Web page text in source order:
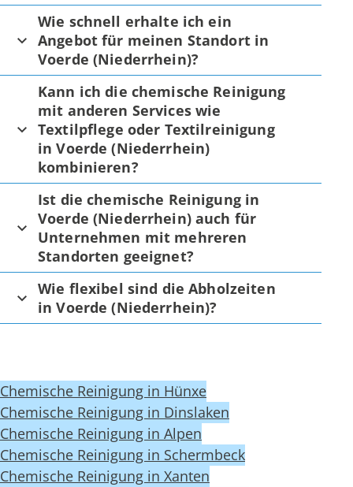
Wie schnell erhalte ich ein
Angebot für meinen Standort in
Voerde (Niederrhein)?
Kann ich die chemische Reinigung
mit anderen Services wie
Textilpflege oder Textilreinigung
in Voerde (Niederrhein)
kombinieren?
Ist die chemische Reinigung in
Voerde (Niederrhein) auch für
Unternehmen mit mehreren
Standorten geeignet?
Wie flexibel sind die Abholzeiten
in Voerde (Niederrhein)?
Chemische Reinigung in Hünxe
Chemische Reinigung in Dinslaken
Chemische Reinigung in Alpen
Chemische Reinigung in Schermbeck
Chemische Reinigung in Xanten